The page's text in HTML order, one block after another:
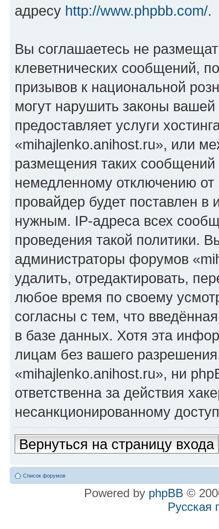
адресу http://www.phpbb.com/.
Вы соглашаетесь не
клеветнических сообщений,
призывов к национальной
могут нарушить законы
предоставляет услуги
«mihajlenko.anihost.ru», или
размещения таких
немедленному отключению
провайдер будет поставлен в
нужным. IP-адреса всех
проведения такой политики.
администраторы форумов
удалить, отредактировать,
любое время по своему
согласны с тем, что
в базе данных. Хотя эта
лицам без вашего
«mihajlenko.anihost.ru», ни
ответственна за действия
несанкционированному
Вернуться на страницу входа
Список форумов
Powered by phpBB ©
Русская